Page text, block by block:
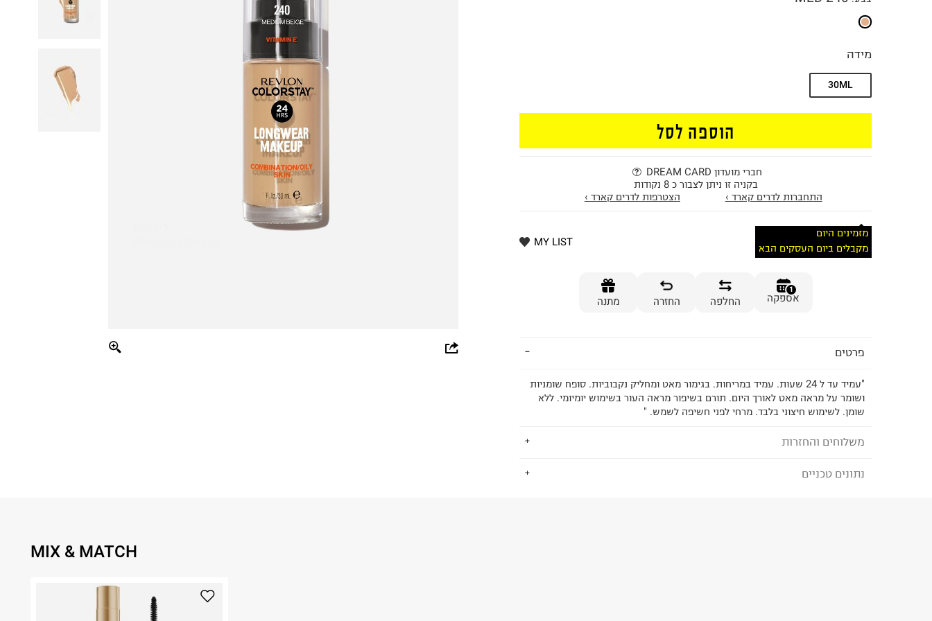
מידה
30ML
הוספה לסל
חברי מועדון DREAM CARD
בקניה זו ניתן לצבור כ 8 נקודות
התחברות לדרים קארד ›
הצטרפות לדרים קארד ›
מזמינים היום
מקבלים ביום העסקים הבא
MY LIST
1
אספקה החלפה החזרה מתנה
פרטים
"עמיד עד ל 24 שעות. עמיד במריחות. בגימור מאט ומחליק נקבוביות. סופח שומניות
ושומר על מראה מאט לאורך היום. תורם בשיפור מראה העור בשימוש יומיומי. ללא
שומן. לשימוש חיצוני בלבד. מרחי לפני חשיפה לשמש. "
משלוחים והחזרות
לבחירת בשיטת המשלוח המתאימה לכם,
נתונים טכניים
MIX & MATCH